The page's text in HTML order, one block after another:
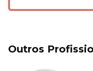
Outros